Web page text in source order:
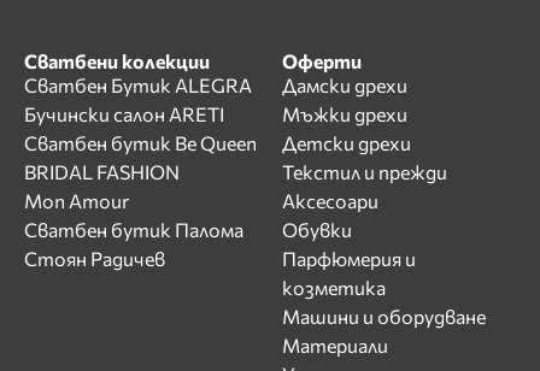
Сватбени колекции
Сватбен Бутик ALEGRA
Бучински салон ARETI
Сватбен бутик Be Queen
BRIDAL FASHION
Mon Amour
Сватбен бутик Палома
Стоян Радичев
Оферти
Дамски дрехи
Мъжки дрехи
Детски дрехи
Текстил и прежди
Аксесоари
Обувки
Парфюмерия и
козметика
Машини и оборудване
Материали